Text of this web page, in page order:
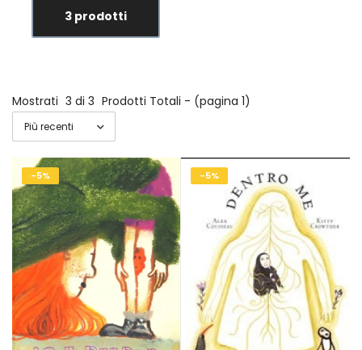
3 prodotti
Mostrati 3 di 3 Prodotti Totali - (pagina 1)
-5% -5%